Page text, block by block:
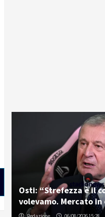
Osti: “Strefezza è il
volevamo. Mercato